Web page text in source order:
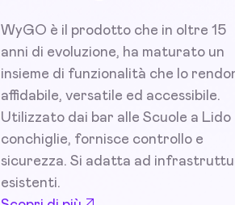
WyGO è il prodotto che in oltre 15
anni di evoluzione, ha maturato un
insieme di funzionalità che lo
affidabile, versatile ed accessibile.
Utilizzato dai bar alle Scuole a Lido
conchiglie, fornisce controllo e
sicurezza. Si adatta ad
esistenti.